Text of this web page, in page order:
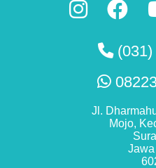
(031)
Jl.
Mojo,